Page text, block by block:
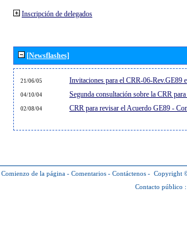
Inscripción de delegados
[Newsflashes]
21/06/05 Invitaciones para el CRR-06-Rev.GE89
04/10/04 Segunda consultación sobre la CRR
02/08/04 CRR para revisar el Acuerdo GE89 -
Comienzo de la página - Comentarios - Contáctenos - Copyright
Contacto público :